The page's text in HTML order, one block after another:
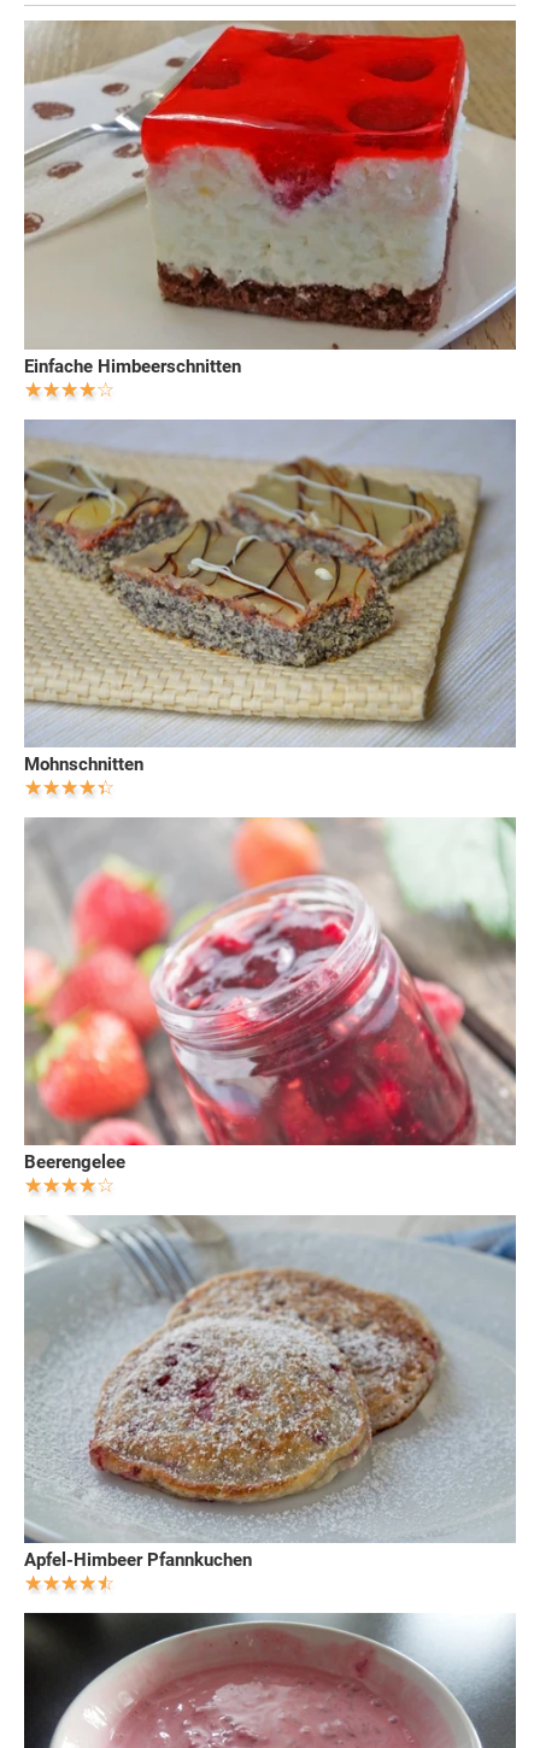
Einfache Himbeerschnitten
Mohnschnitten
Beerengelee
Apfel-Himbeer Pfannkuchen